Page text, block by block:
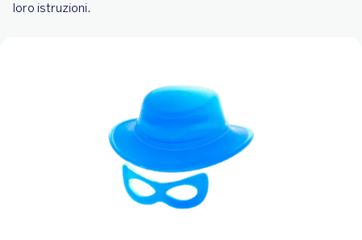
loro istruzioni.